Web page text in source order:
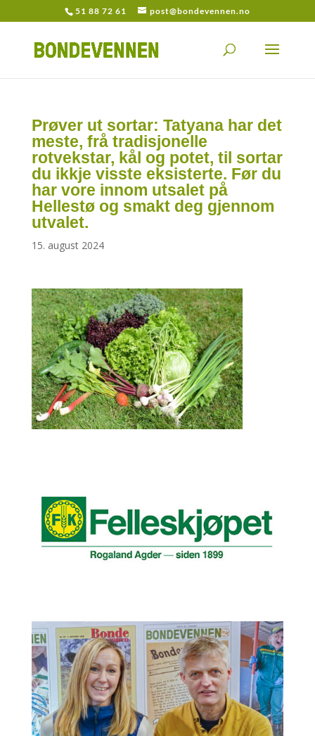
51 88 72 61 post@bondevennen.no
Prøver ut sortar: Tatyana har det
meste, frå tradisjonelle
rotvekstar, kål og potet, til sortar
du ikkje visste eksisterte. Før du
har vore innom utsalet på
Hellestø og smakt deg gjennom
utvalet.
15. august 2024